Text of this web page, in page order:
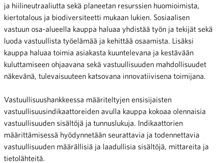
ja hiilineutraaliutta sekä planeetan resurssien huomioimista,
kiertotalous ja biodiversiteetti mukaan lukien. Sosiaalisen
vastuun osa-alueella kauppa haluaa yhdistää työn ja tekijät sekä
luoda vastuullista työelämää ja kehittää osaamista. Lisäksi
kauppa haluaa toimia asiakasta kuuntelevana ja kestävään
kuluttamiseen ohjaavana sekä vastuullisuuden mahdollisuudet
näkevänä, tulevaisuuteen katsovana innovatiivisena toimijana.
Vastuullisuushankkeessa määriteltyjen ensisijaisten
vastuullisuusindikaattoreiden avulla kauppa kokoaa olennaisia
vastuullisuuden sisältöjä ja tunnuslukuja. Indikaattorien
määrittämisessä hyödynnetään seurattavia ja todennettavia
vastuullisuuden määrällisiä ja laadullisia sisältöjä, mittareita ja
tietolähteitä.